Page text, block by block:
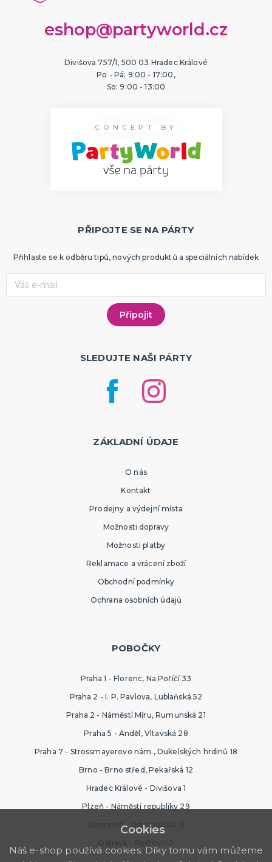
eshop@partyworld.cz
Divišova 757/1, 500 03 Hradec Králové
Po - Pá: 9:00 - 17:00,
So: 9:00 - 13:00
CONCEPT BY
PŘIPOJTE SE NA PÁRTY
Přihlaste se k odběru tipů, nových produktů a speciálních nabídek
SLEDUJTE NAŠI PÁRTY
ZÁKLADNÍ ÚDAJE
O nás
Kontakt
Prodejny a výdejní místa
Možnosti dopravy
Možnosti platby
Reklamace a vrácení zboží
Obchodní podmínky
Ochrana osobních údajů
POBOČKY
Praha 1 - Florenc, Na Poříčí 33
Praha 2 - I. P. Pavlova, Lublaňská 52
Praha 2 - Náměstí Míru, Rumunská 21
Praha 5 - Anděl, Vltavská 28
Praha 7 - Strossmayerovo nám., Dukelských hrdinů 18
Brno - Brno střed, Pekařská 12
Hradec Králové - Divišova 1
Plzeň - Náměstí republiky 29
Olomouc - Ostružnická 31
Ostrava - Poštovní 5
Cookies
Náš e-shop používá cookies. Díky tomu vám můžeme